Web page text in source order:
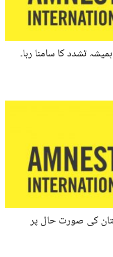
تشدد کا سامنا رہا۔
کی صورت حال پر